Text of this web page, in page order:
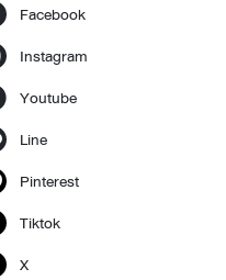
Facebook
Instagram
Youtube
Line
Pinterest
Tiktok
X